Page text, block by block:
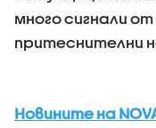
много сигнали
притеснителни
Новините на